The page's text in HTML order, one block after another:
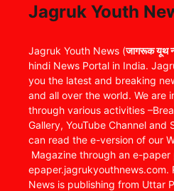
Jagruk Youth
Jagruk Youth News (जागरूक यूथ
hindi News Portal in India.
you the latest and breaking
and all over the world. We are
through various activities
Gallery, YouTube Channel and
can read the e-version of our
Magazine through an e-paper
epaper.jagrukyouthnews.com.
News is publishing from Uttar